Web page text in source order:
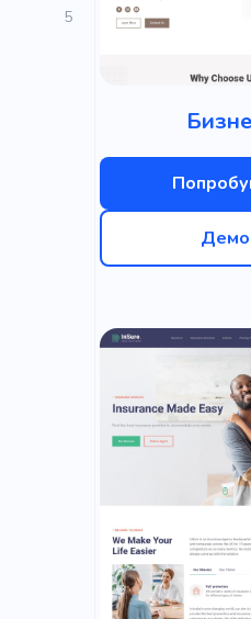
5
Демо